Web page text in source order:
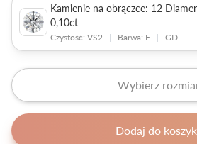
Kamienie na obrączce: 12
0,10ct
Czystość: VS2 | Barwa: F | GD
Wybierz
Dodaj do